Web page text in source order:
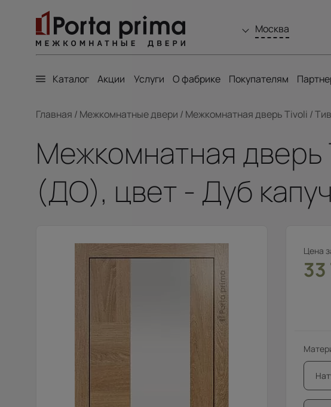
Москва
Каталог Акции Услуги О фабрике Покупателям
Главная / Межкомнатные двери / Межкомнатная дверь Tivoli /
Межкомнатная дверь
(ДО), цвет - Дуб
Цена
33